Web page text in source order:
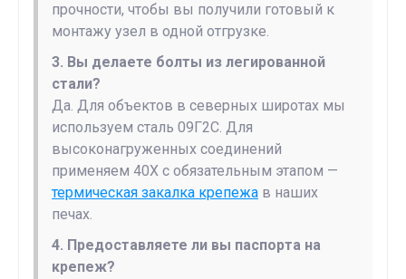
прочности, чтобы вы получили готовый к
монтажу узел в одной отгрузке.
3. Вы делаете болты из легированной
стали?
Да. Для объектов в северных широтах мы
используем сталь 09Г2С. Для
высоконагруженных соединений
применяем 40Х с обязательным этапом —
термическая закалка крепежа в наших
печах.
4. Предоставляете ли вы паспорта на
крепеж?